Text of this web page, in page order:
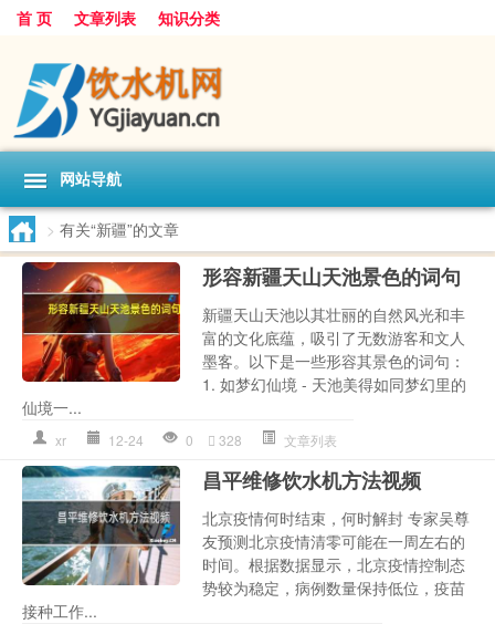
首 页 文章列表 知识分类
网站导航
> 有关“新疆”的文章
形容新疆天山天池景色的词句
新疆天山天池以其壮丽的自然风光和丰
富的文化底蕴，吸引了无数游客和文人
墨客。以下是一些形容其景色的词句：
1. 如梦幻仙境 - 天池美得如同梦幻里的
仙境一...
xr 12-24 0 328 文章列表
昌平维修饮水机方法视频
北京疫情何时结束，何时解封 专家吴尊
友预测北京疫情清零可能在一周左右的
时间。根据数据显示，北京疫情控制态
势较为稳定，病例数量保持低位，疫苗
接种工作...